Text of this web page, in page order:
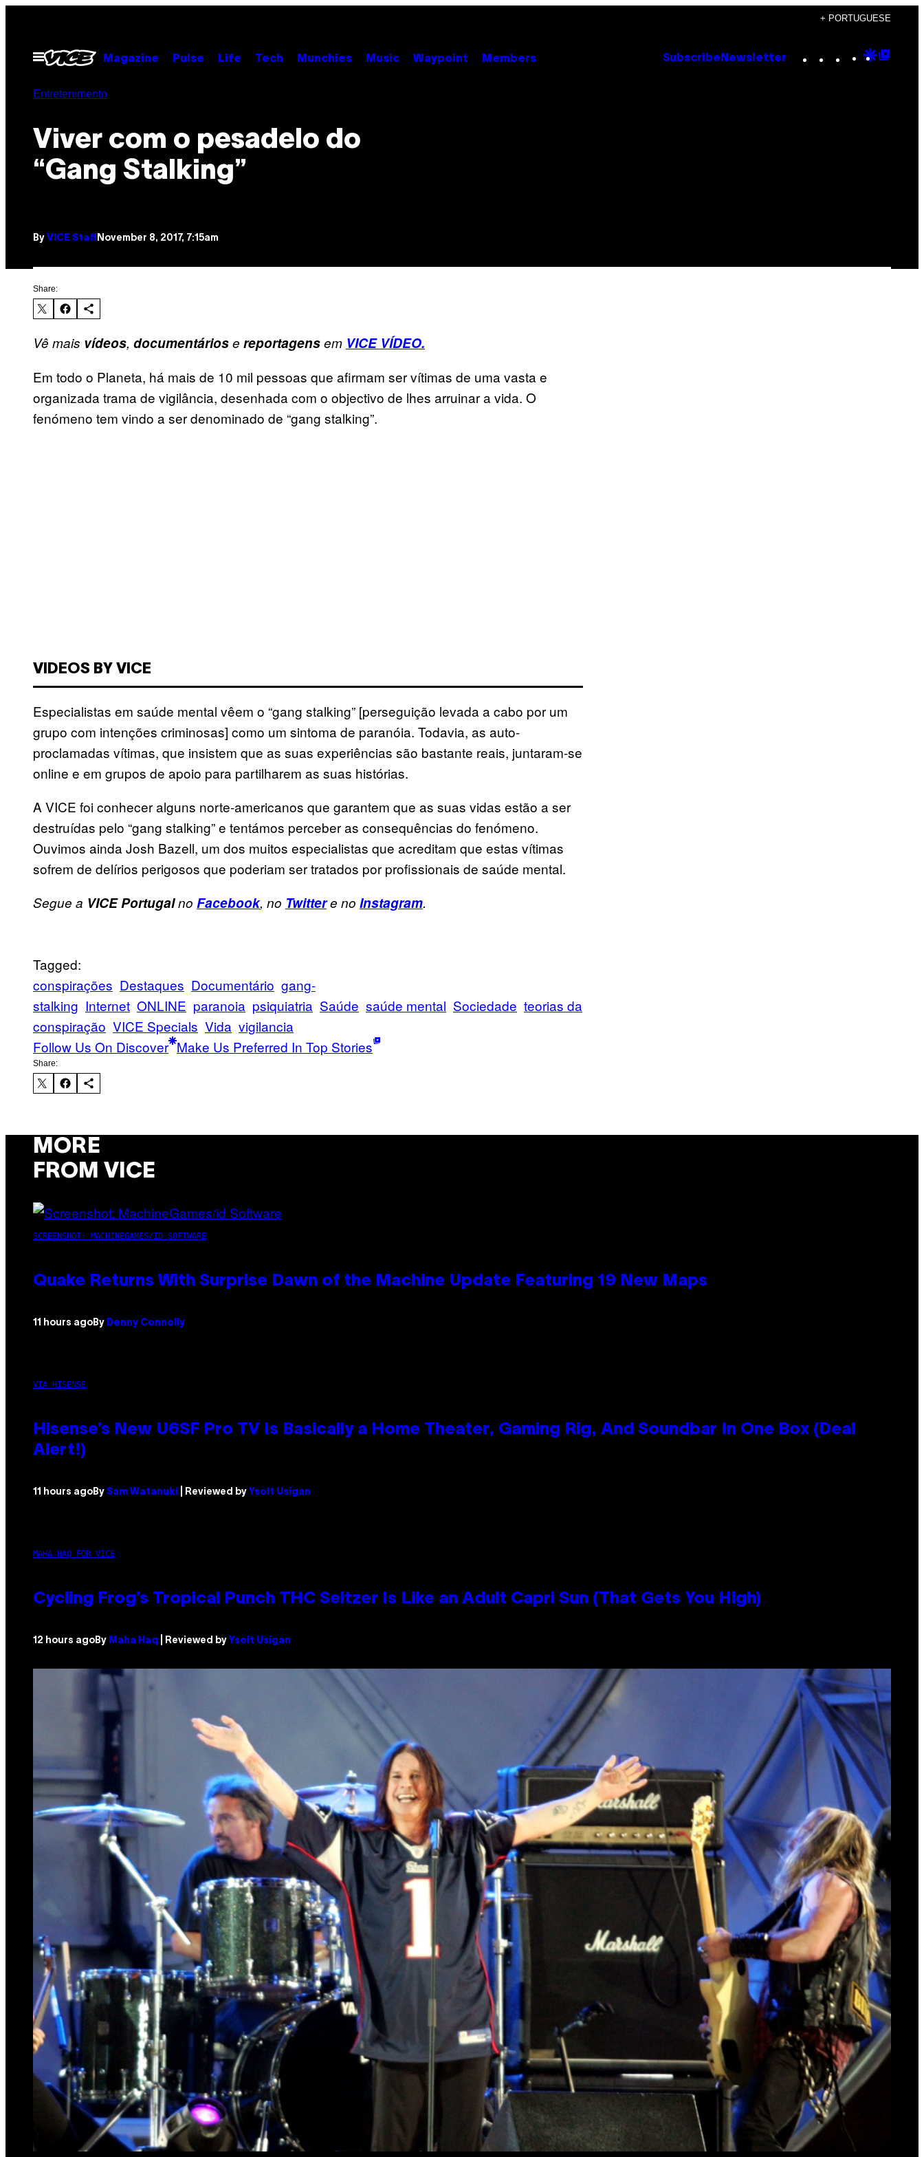
content
+ PORTUGUESE
Open
Menu
Magazine Pulse Life Tech Munchies Music Waypoint Members Subscribe Newsletter Instagram
TikTok
YouTube
Google
Entretenimento
Viver com o pesadelo do
“Gang Stalking”
By VICE Staff November 8, 2017, 7:15am
Share:
Vê mais vídeos, documentáriose reportagensem VICE VÍDEO.
Em todo o Planeta, há mais de 10 mil pessoas que afirmam ser vítimas de uma vasta e
organizada trama de vigilância, desenhada com o objectivo de lhes arruinar a vida. O
fenómeno tem vindo a ser denominado de “gang stalking”.
VIDEOS BY VICE
Especialistas em saúde mental vêem o “gang stalking” [perseguição levada a cabo por um
grupo com intenções criminosas] como um sintoma de paranóia. Todavia, as auto-
proclamadas vítimas, que insistem que as suas experiências são bastante reais, juntaram-se
online e em grupos de apoio para partilharem as suas histórias.
A VICE foi conhecer alguns norte-americanos que garantem que as suas vidas estão a ser
destruídas pelo “gang stalking” e tentámos perceber as consequências do fenómeno.
Ouvimos ainda Josh Bazell, um dos muitos especialistas que acreditam que estas vítimas
sofrem de delírios perigosos que poderiam ser tratados por profissionais de saúde mental.
Segue a VICE Portugalno Facebook, no Twittere no Instagram.
Tagged:
conspirações Destaques Documentário gang-
stalking Internet ONLINE paranoia psiquiatria Saúde saúde mental Sociedade teorias da
conspiração VICE Specials Vida vigilancia
Follow Us On Discover Make Us Preferred In Top Stories
Share:
MORE
FROM VICE
SCREENSHOT: MACHINEGAMES/ID SOFTWARE
Quake Returns With Surprise Dawn of the Machine Update Featuring 19 New Maps
11 hours ago By Denny Connolly
VIA HISENSE
Hisense’s New U6SF Pro TV Is Basically a Home Theater, Gaming Rig, And Soundbar In One Box (Deal
Alert!)
11 hours ago By Sam Watanuki | Reviewed by Ysolt Usigan
MAHA HAQ FOR VICE
Cycling Frog’s Tropical Punch THC Seltzer Is Like an Adult Capri Sun (That Gets You High)
12 hours ago By Maha Haq | Reviewed by Ysolt Usigan